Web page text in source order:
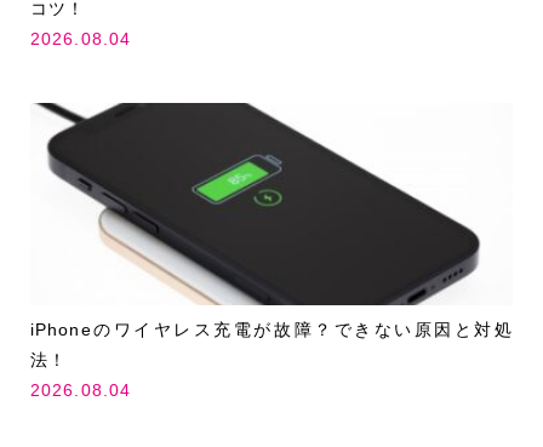
コツ！
2026.08.04
iPhoneのワイヤレス充電が故障？できない原因と対処
法！
2026.08.04